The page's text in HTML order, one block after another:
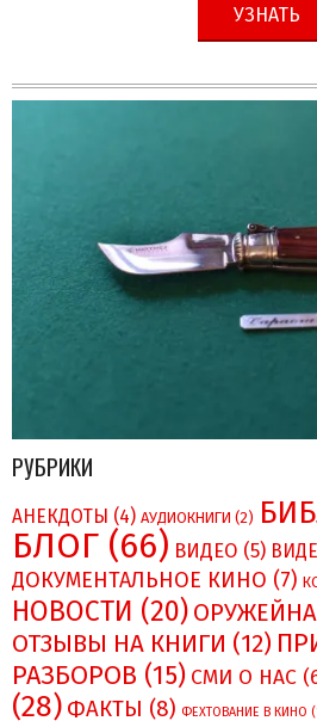
УЗНАТЬ
РУБРИКИ
АНЕКДОТЫ (4) АУДИОКНИГИ (2)
БЛОГ (66) ВИДЕО (5)
ДОКУМЕНТАЛЬНОЕ КИНО (7)
НОВОСТИ (20)
ОТЗЫВЫ НА КНИГИ (12)
РАЗБОРОВ (15) СМИ О НAC
(28) ФАКТЫ (8) ФЕХТОВАНИЕ В КИНО